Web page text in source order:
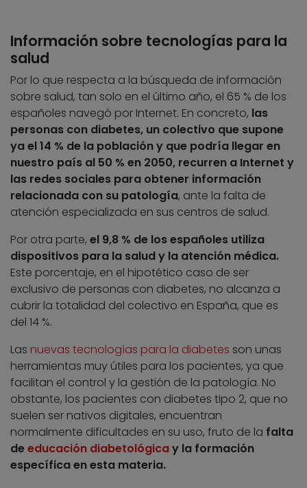
Información sobre tecnologías para la
salud
Por lo que respecta a la búsqueda de información
sobre salud, tan solo en el último año, el 65 % de los
españoles navegó por Internet. En concreto, las
personas con diabetes, un colectivo que supone
ya el 14 % de la población y que podría llegar en
nuestro país al 50 % en 2050, recurren a Internet y
las redes sociales para obtener información
relacionada con su patología, ante la falta de
atención especializada en sus centros de salud.
Por otra parte, el 9,8 % de los españoles utiliza
dispositivos para la salud y la atención médica.
Este porcentaje, en el hipotético caso de ser
exclusivo de personas con diabetes, no alcanza a
cubrir la totalidad del colectivo en España, que es
del 14 %.
Las nuevas tecnologías para la diabetes son unas
herramientas muy útiles para los pacientes, ya que
facilitan el control y la gestión de la patología. No
obstante, los pacientes con diabetes tipo 2, que no
suelen ser nativos digitales, encuentran
normalmente dificultades en su uso, fruto de la falta
deeducación diabetológicay la formación
específica en esta materia.